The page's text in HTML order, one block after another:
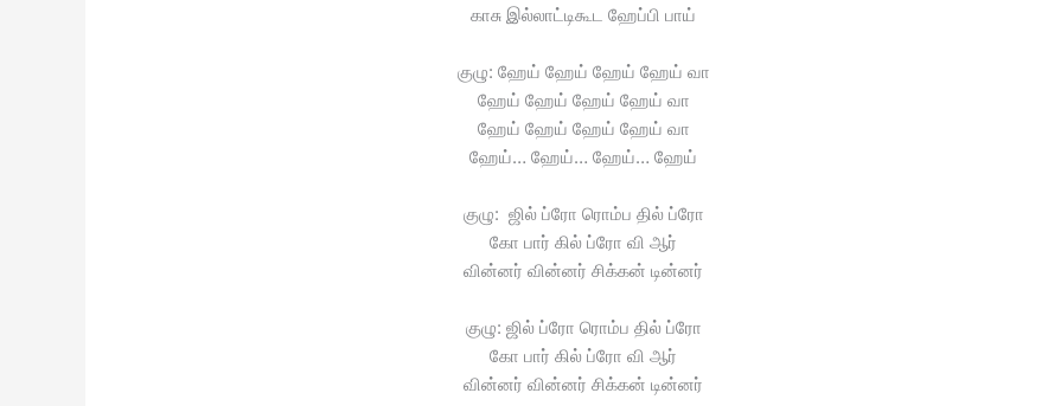
காசு இல்லாட்டிகூட ஹேப்பி பாய்
குழு: ஹேய் ஹேய் ஹேய் ஹேய் வா
ஹேய் ஹேய் ஹேய் ஹேய் வா
ஹேய் ஹேய் ஹேய் ஹேய் வா
ஹேய்… ஹேய்… ஹேய்… ஹேய்
குழு: ஜில் ப்ரோ ரொம்ப தில் ப்ரோ
கோ பார் கில் ப்ரோ வி ஆர்
வின்னர் வின்னர் சிக்கன் டின்னர்
குழு: ஜில் ப்ரோ ரொம்ப தில் ப்ரோ
கோ பார் கில் ப்ரோ வி ஆர்
வின்னர் வின்னர் சிக்கன் டின்னர்